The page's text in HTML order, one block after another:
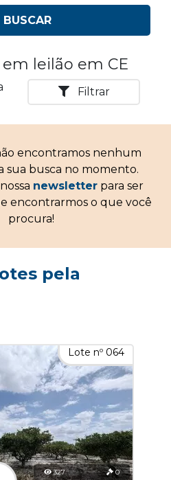
BUSCAR
leilão em CE
Filtrar
encontramos nenhum
sua busca no momento.
newsletterpara ser
encontrarmos o que você
procura!
pela
Lote nº 064
327 0